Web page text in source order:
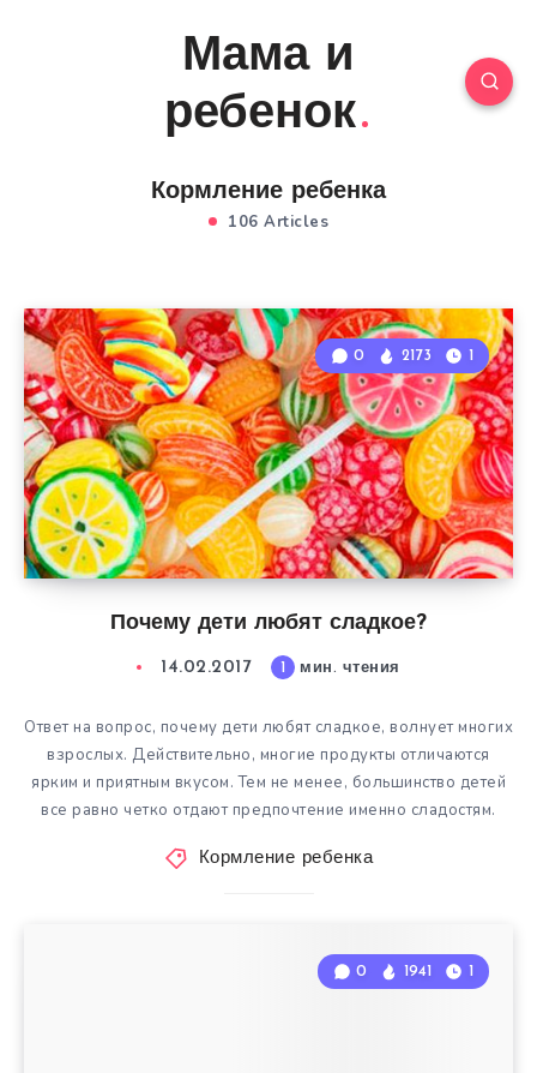
Мама и
ребенок
Кормление ребенка
106 Articles
Почему дети любят сладкое?
0 2173 1
14.02.2017 1 мин. чтения
Ответ на вопрос, почему дети любят сладкое, волнует многих
взрослых. Действительно, многие продукты отличаются
ярким и приятным вкусом. Тем не менее, большинство детей
все равно четко отдают предпочтение именно сладостям.
Кормление ребенка
0 1941 1